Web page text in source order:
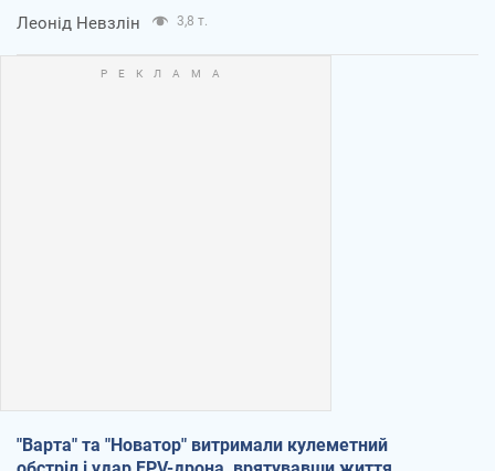
Леонід Невзлін 3,8 т.
"Варта" та "Новатор" витримали кулеметний